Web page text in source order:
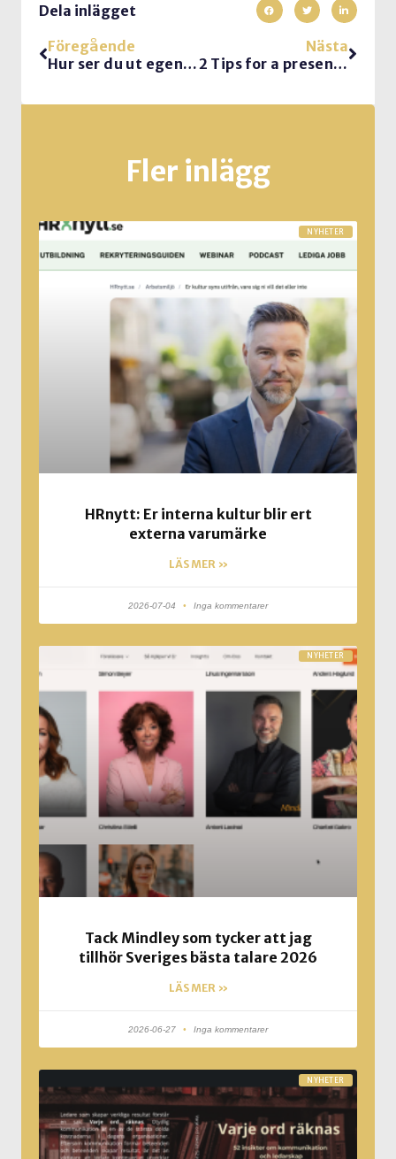
Dela inlägget
Föregående
Hur ser du ut egentligen?? frukostföreläsning om det.
Nästa
2 Tips for a presenting techie
Fler inlägg
NYHETER
HRnytt: Er interna kultur blir ert
externa varumärke
LÄS MER »
2026-07-04 Inga kommentarer
NYHETER
Tack Mindley som tycker att jag
tillhör Sveriges bästa talare 2026
LÄS MER »
2026-06-27 Inga kommentarer
NYHETER